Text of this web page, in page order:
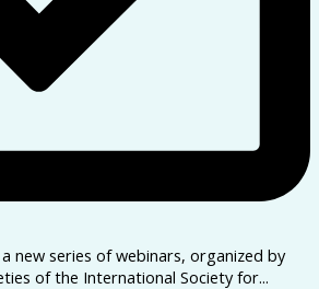
new series of webinars, organized by
of the International Society for...